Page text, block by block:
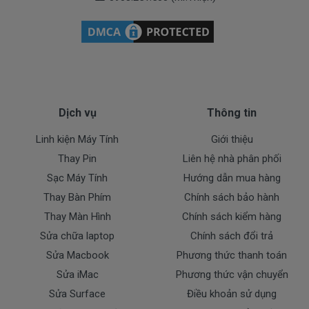
Laptop của bạn bị hỏngkeyboardvà bạn có nhu cầu
thay keyboard nhưng không biết trung tâm, địa chỉ sửa
lớn, nhanh chóng lấy liền, giá tốt nhất Tphcm và có
hệ:0908.251.500 (Mr. Thiện)
Chế độ bảo hành 1 đổi 1
* 1 đổi 1 trong vòng 12 tháng với các điều kiện sau:
- Trong thời gian 12 tháng sử dụng nếu sản phẩm có
bất cứ trục trặc nào chúng tôi xin được đổi mới 100%
cho khách hàng.
* Các trường hợp không được bảo hành:
- Keyboard bị rơi vỡ không còn nguyên dạng.
Dịch vụ
Linh kiện Máy Tính
Thay Pin
Sạc Máy Tính
Thay Bàn Phím
Thay Màn Hình
Sửa chữa laptop
Sửa Macbook
Sửa iMac
Sửa Surface
Thông tin
Giới thiệu
Liên hệ nhà phân phối
Hướng dẫn mua hàng
Chính sách bảo hành
Chính sách kiểm hàng
Chính sách đổi trả
Phương thức thanh toán
Phương thức vận chuyển
Điều khoản sử dụng